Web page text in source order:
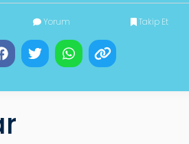
Yorum Takip Et